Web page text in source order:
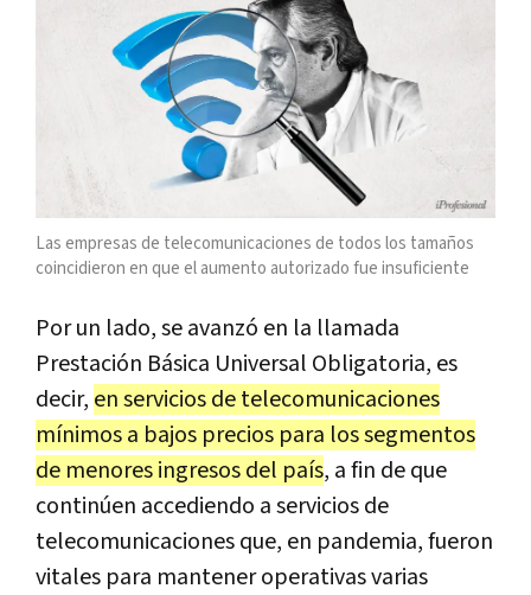
Las empresas de telecomunicaciones de todos los tamaños
coincidieron en que el aumento autorizado fue insuficiente
Por un lado, se avanzó en la llamada
Prestación Básica Universal Obligatoria, es
decir, en servicios de telecomunicaciones
mínimos a bajos precios para los segmentos
de menores ingresos del país, a fin de que
continúen accediendo a servicios de
telecomunicaciones que, en pandemia, fueron
vitales para mantener operativas varias